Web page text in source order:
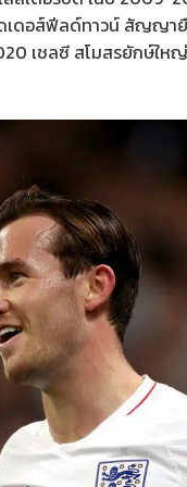
เดอส์ฟีลด์ทาวน์ สัญญา
เชลซี สโมสรยักษ์ให